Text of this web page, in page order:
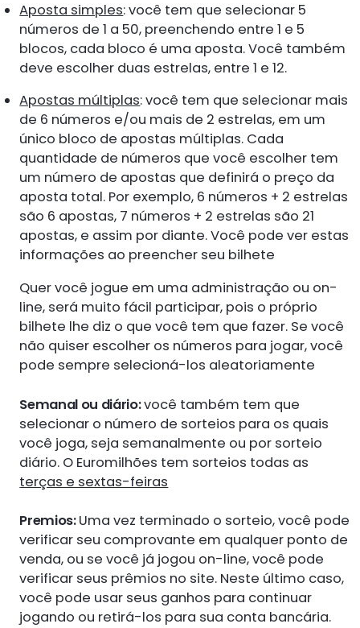
Aposta simples: você tem que selecionar 5
números de 1 a 50, preenchendo entre 1 e 5
blocos, cada bloco é uma aposta. Você também
deve escolher duas estrelas, entre 1 e 12.
Apostas múltiplas: você tem que selecionar mais
de 6 números e/ou mais de 2 estrelas, em um
único bloco de apostas múltiplas. Cada
quantidade de números que você escolher tem
um número de apostas que definirá o preço da
aposta total. Por exemplo, 6 números + 2 estrelas
são 6 apostas, 7 números + 2 estrelas são 21
apostas, e assim por diante. Você pode ver estas
informações ao preencher seu bilhete
Quer você jogue em uma administração ou on-
line, será muito fácil participar, pois o próprio
bilhete lhe diz o que você tem que fazer. Se você
não quiser escolher os números para jogar, você
pode sempre selecioná-los aleatoriamente
Semanal ou diário:você também tem que
selecionar o número de sorteios para os quais
você joga, seja semanalmente ou por sorteio
diário. O Euromilhões tem sorteios todas as
terças e sextas-feiras
Premios:Uma vez terminado o sorteio, você pode
verificar seu comprovante em qualquer ponto de
venda, ou se você já jogou on-line, você pode
verificar seus prêmios no site. Neste último caso,
você pode usar seus ganhos para continuar
jogando ou retirá-los para sua conta bancária.